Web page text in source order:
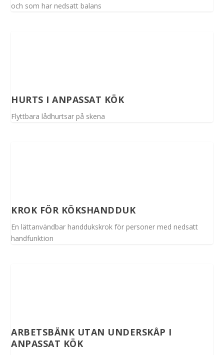
och som har nedsatt balans
HURTS I ANPASSAT KÖK
Flyttbara lådhurtsar på skena
KROK FÖR KÖKSHANDDUK
En lättanvändbar handdukskrok för personer med nedsatt
handfunktion
ARBETSBÄNK UTAN UNDERSKÅP I
ANPASSAT KÖK